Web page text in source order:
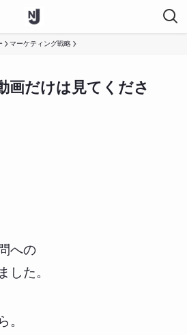
マーケティング戦略
画だけは見てくださ
への
した。
。